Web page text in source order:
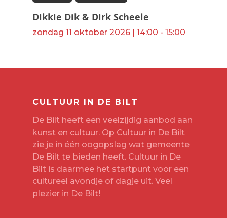
Dikkie Dik & Dirk Scheele
zondag 11 oktober 2026 | 14:00 - 15:00
CULTUUR IN DE BILT
De Bilt heeft een veelzijdig aanbod aan
kunst en cultuur. Op Cultuur in De Bilt
zie je in één oogopslag wat gemeente
De Bilt te bieden heeft. Cultuur in De
Bilt is daarmee het startpunt voor een
cultureel avondje of dagje uit. Veel
plezier in De Bilt!